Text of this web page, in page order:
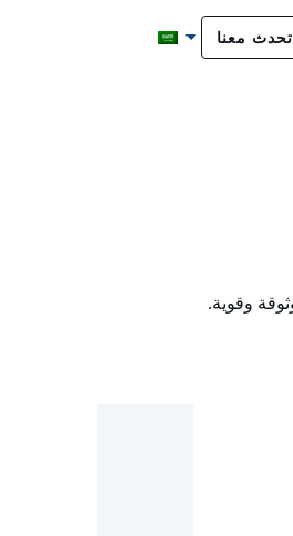
تحدث معنا